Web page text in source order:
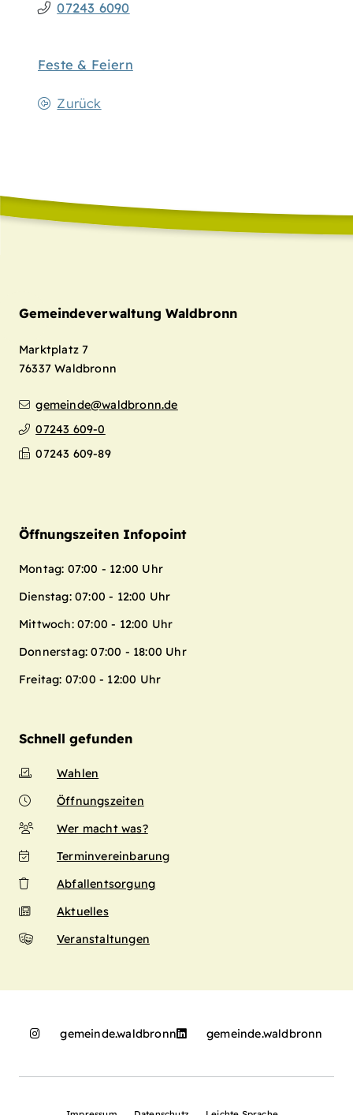
07243 6090
Feste & Feiern
Zurück
Gemeindeverwaltung Waldbronn
Marktplatz 7
76337 Waldbronn
gemeinde@waldbronn.de
07243 609-0
07243 609-89
Öffnungszeiten Infopoint
Montag: 07:00 - 12:00 Uhr
Dienstag: 07:00 - 12:00 Uhr
Mittwoch: 07:00 - 12:00 Uhr
Donnerstag: 07:00 - 18:00 Uhr
Freitag: 07:00 - 12:00 Uhr
Schnell gefunden
Wahlen
Öffnungszeiten
Wer macht was?
Terminvereinbarung
Abfallentsorgung
Aktuelles
Veranstaltungen
gemeinde.waldbronn gemeinde.waldbronn